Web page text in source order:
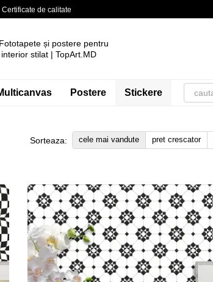
Certificate de calitate
Postere Stickere
Sorteaza: cele mai vandute pret crescator